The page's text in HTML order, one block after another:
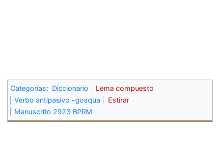
Categorías: Diccionario
Lema compuesto
Verbo antipasivo -gosqua
Estirar
Manuscrito 2923 BPRM